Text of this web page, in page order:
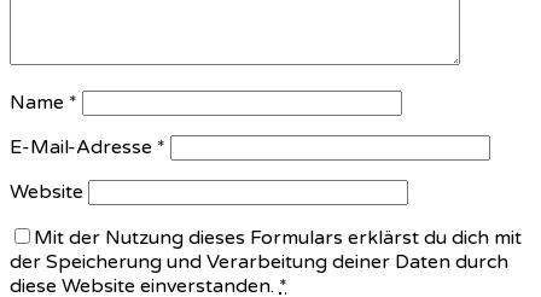
Name *
E-Mail-Adresse *
Website
Mit der Nutzung dieses Formulars erklärst du dich mit
der Speicherung und Verarbeitung deiner Daten durch
diese Website einverstanden. *